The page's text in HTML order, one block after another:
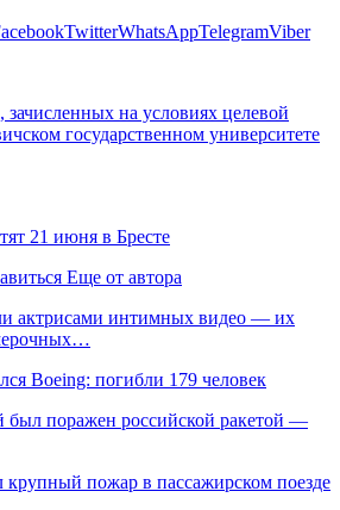
TwitterWhatsAppTelegramViber
на условиях целевой
государственном университете
21 июня в Бресте
Еще от автора
актрисами интимных видео — их
Boeing: погибли 179 человек
был поражен российской ракетой —
крупный пожар в пассажирском поезде